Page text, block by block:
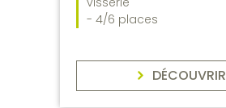
- 4/6 places
DÉCOUVRIR